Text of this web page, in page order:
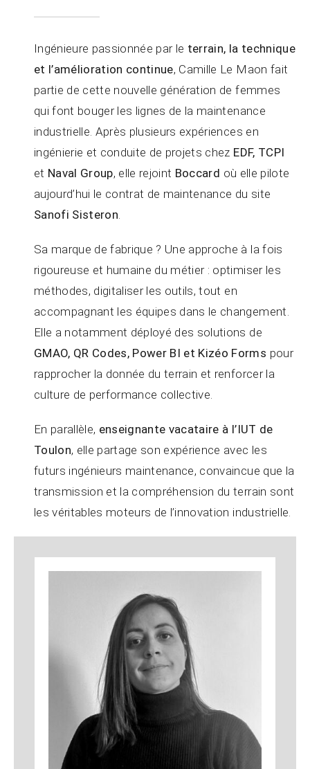
Ingénieure passionnée par le terrain, la technique
et l’amélioration continue, Camille Le Maon fait
partie de cette nouvelle génération de femmes
qui font bouger les lignes de la maintenance
industrielle. Après plusieurs expériences en
ingénierie et conduite de projets chez EDF, TCPI
et Naval Group, elle rejoint Boccard où elle pilote
aujourd’hui le contrat de maintenance du site
Sanofi Sisteron.
Sa marque de fabrique ? Une approche à la fois
rigoureuse et humaine du métier : optimiser les
méthodes, digitaliser les outils, tout en
accompagnant les équipes dans le changement.
Elle a notamment déployé des solutions de
GMAO, QR Codes, Power BI et Kizéo Forms pour
rapprocher la donnée du terrain et renforcer la
culture de performance collective.
En parallèle, enseignante vacataire à l’IUT de
Toulon, elle partage son expérience avec les
futurs ingénieurs maintenance, convaincue que la
transmission et la compréhension du terrain sont
les véritables moteurs de l’innovation industrielle.